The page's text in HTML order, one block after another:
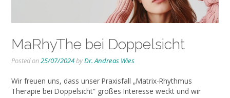
MaRhyThe bei Doppelsicht
Posted on25/07/2024byDr. Andreas Wies
Wir freuen uns, dass unser Praxisfall „Matrix-Rhythmus
Therapie bei Doppelsicht“ großes Interesse weckt und wir